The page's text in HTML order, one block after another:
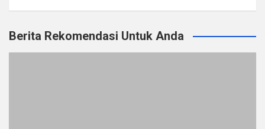
Berita Rekomendasi Untuk Anda